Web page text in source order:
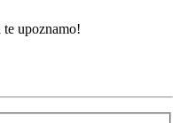
te upoznamo!